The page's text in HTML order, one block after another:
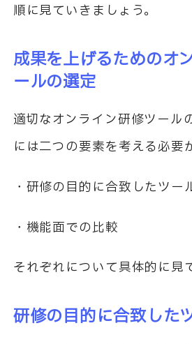
順に見ていきましょう。
成果を上げるためのオ
ールの選定
適切なオンライン研修ツール
には二つの要素を考える必要
・研修の目的に合致したツー
・機能面での比較
それぞれについて具体的に見
研修の目的に合致した